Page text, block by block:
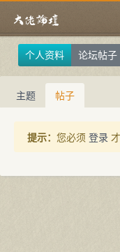
个人资料 论坛帖子
主题 帖子
提示： 您必须 登录